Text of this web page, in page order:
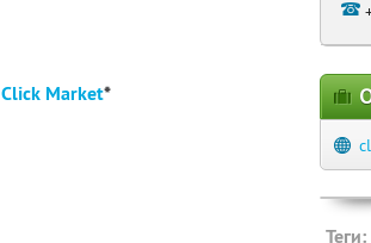
Click Market*
Теги: